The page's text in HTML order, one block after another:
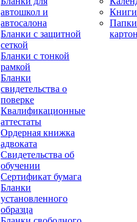
автошкол и
автосалона
Бланки с защитной
сеткой
Бланки с тонкой
рамкой
Бланки
свидетельства о
поверке
Квалификационные
аттестаты
Ордерная книжка
адвоката
Свидетельства об
обучении
Сертификат бумага
Бланки
установленного
образца
Книги
Папки